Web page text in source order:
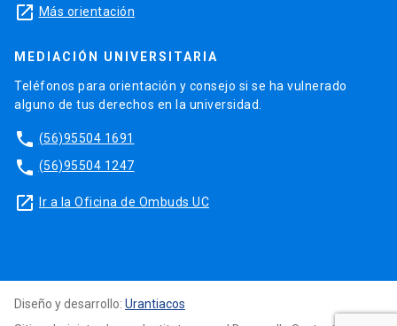
launch Más orientación
MEDIACIÓN UNIVERSITARIA
Teléfonos para orientación y consejo si se ha vulnerado
alguno de tus derechos en la universidad.
phone (56)95504 1691
phone (56)95504 1247
launch Ir a la Oficina de Ombuds UC
Diseño y desarrollo: Urantiacos